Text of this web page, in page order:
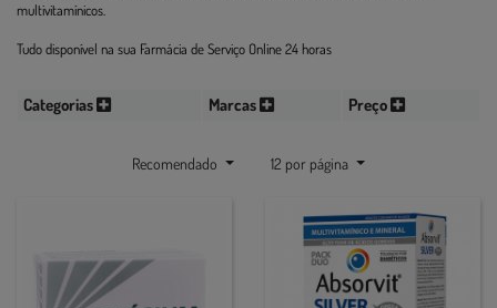
multivitamínicos.
Tudo disponível na sua Farmácia de Serviço Online 24 horas
Categorias Marcas Preço
Recomendado 12 por página